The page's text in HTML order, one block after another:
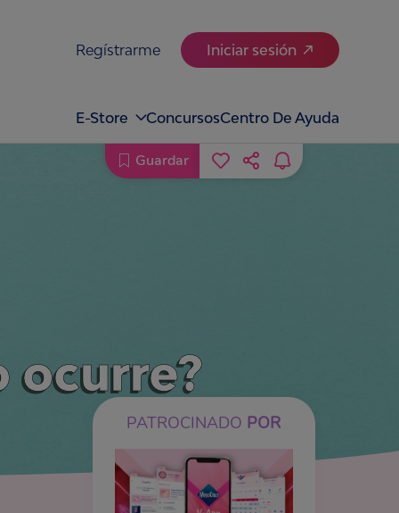
Regístrarme Iniciar sesión
E-Store ConcursosCentro De Ayuda
ocurre?
PATROCINADO POR
Guardar